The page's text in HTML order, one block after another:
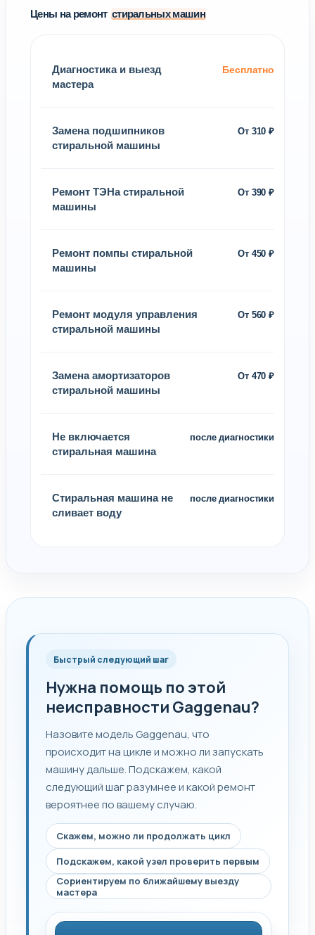
Цены на ремонт стиральных машин
Диагностика и выезд
мастера
Бесплатно
Замена подшипников
стиральной машины
От 310 ₽
Ремонт ТЭНа стиральной
машины
От 390 ₽
Ремонт помпы стиральной
машины
От 450 ₽
Ремонт модуля управления
стиральной машины
От 560 ₽
Замена амортизаторов
стиральной машины
От 470 ₽
Не включается
стиральная машина
после диагностики
Стиральная машина не
сливает воду
после диагностики
Быстрый следующий шаг
Нужна помощь по этой
неисправности Gaggenau?
Назовите модель Gaggenau, что
происходит на цикле и можно ли запускать
машину дальше. Подскажем, какой
следующий шаг разумнее и какой ремонт
вероятнее по вашему случаю.
Скажем, можно ли продолжать цикл
Подскажем, какой узел проверить первым
Сориентируем по ближайшему выезду
мастера